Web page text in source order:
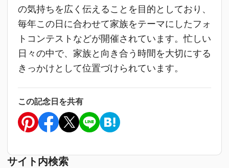
の気持ちを広く伝えることを目的としており、
毎年この日に合わせて家族をテーマにしたフォ
トコンテストなどが開催されています。忙しい
日々の中で、家族と向き合う時間を大切にする
きっかけとして位置づけられています。
この記念日を共有
サイト内検索